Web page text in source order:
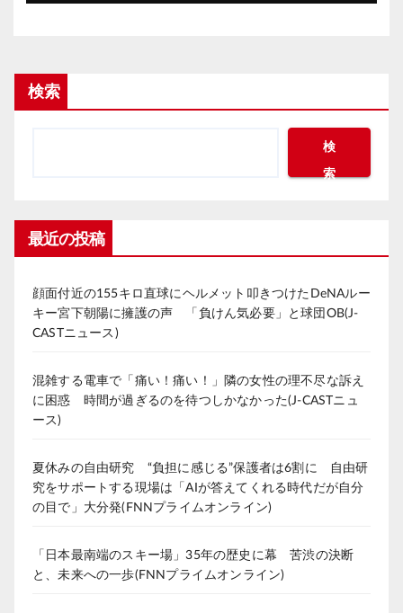
検索
検
索
最近の投稿
顔面付近の155キロ直球にヘルメット叩きつけたDeNAルー
キー宮下朝陽に擁護の声 「負けん気必要」と球団OB(J-
CASTニュース)
混雑する電車で「痛い！痛い！」隣の女性の理不尽な訴え
に困惑 時間が過ぎるのを待つしかなかった(J-CASTニュ
ース)
夏休みの自由研究 “負担に感じる”保護者は6割に 自由研
究をサポートする現場は「AIが答えてくれる時代だが自分
の目で」大分発(FNNプライムオンライン)
「日本最南端のスキー場」35年の歴史に幕 苦渋の決断
と、未来への一歩(FNNプライムオンライン)